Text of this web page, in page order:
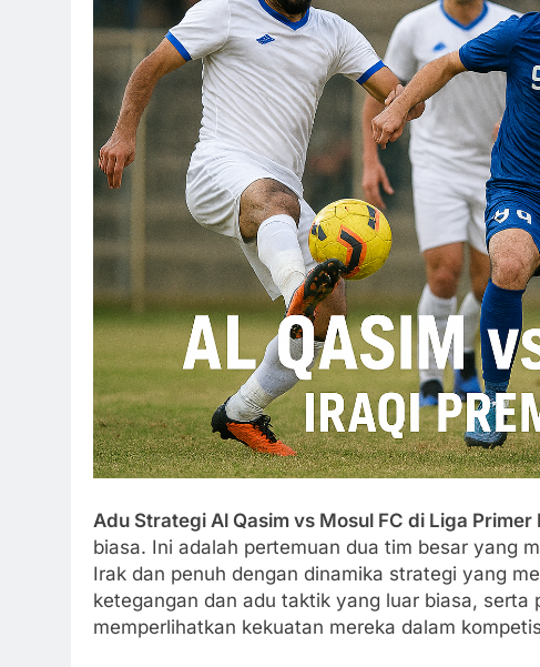
Adu Strategi Al Qasim vs Mosul FC di Liga Primer
biasa. Ini adalah pertemuan dua tim besar yang
Irak dan penuh dengan dinamika strategi yang
ketegangan dan adu taktik yang luar biasa, serta
memperlihatkan kekuatan mereka dalam